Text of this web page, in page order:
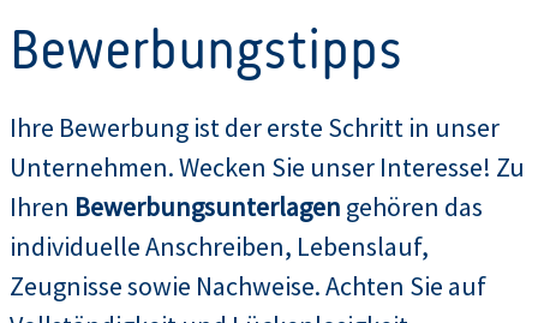
Bewerbungstipps
Ihre Bewerbung ist der erste Schritt in unser
Unternehmen. Wecken Sie unser Interesse! Zu
Ihren Bewerbungsunterlagen gehören das
individuelle Anschreiben, Lebenslauf,
Zeugnisse sowie Nachweise. Achten Sie auf